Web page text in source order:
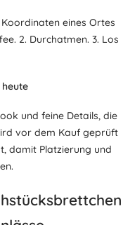
Koordinaten eines Ortes
2. Durchatmen. 3. Los
und feine Details, die
vor dem Kauf geprüft
damit Platzierung und